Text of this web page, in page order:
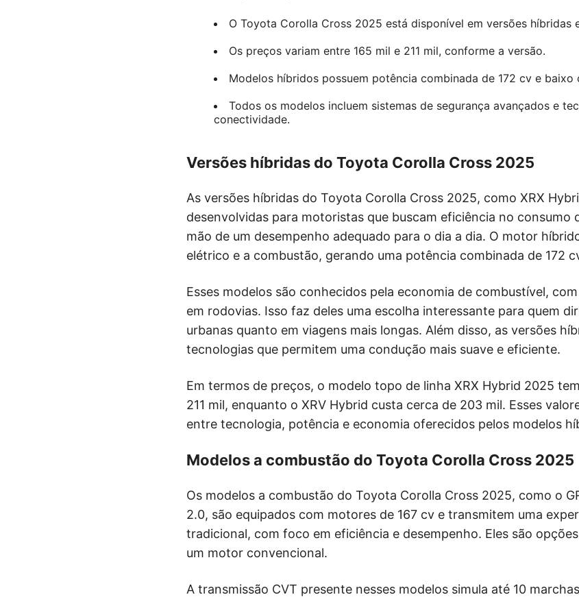
O Toyota Corolla Cross 2025 está disponível em versões híbridas
Os preços variam entre 165 mil e 211 mil, conforme a versão.
Modelos híbridos possuem potência combinada de 172 cv e baixo
Todos os modelos incluem sistemas de segurança avançados e
conectividade.
Versões híbridas do Toyota Corolla Cross 2025
As versões híbridas do Toyota Corolla Cross 2025, como XRX
desenvolvidas para motoristas que buscam eficiência no consumo
mão de um desempenho adequado para o dia a dia. O motor
elétrico e a combustão, gerando uma potência combinada de 172
Esses modelos são conhecidos pela economia de combustível,
em rodovias. Isso faz deles uma escolha interessante para quem
urbanas quanto em viagens mais longas. Além disso, as versões
tecnologias que permitem uma condução mais suave e eficiente.
Em termos de preços, o modelo topo de linha XRX Hybrid 2025
211 mil, enquanto o XRV Hybrid custa cerca de 203 mil. Esses
entre tecnologia, potência e economia oferecidos pelos modelos
Modelos a combustão do Toyota Corolla Cross 2025
Os modelos a combustão do Toyota Corolla Cross 2025, como o
2.0, são equipados com motores de 167 cv e transmitem uma
tradicional, com foco em eficiência e desempenho. Eles são
um motor convencional.
A transmissão CVT presente nesses modelos simula até 10